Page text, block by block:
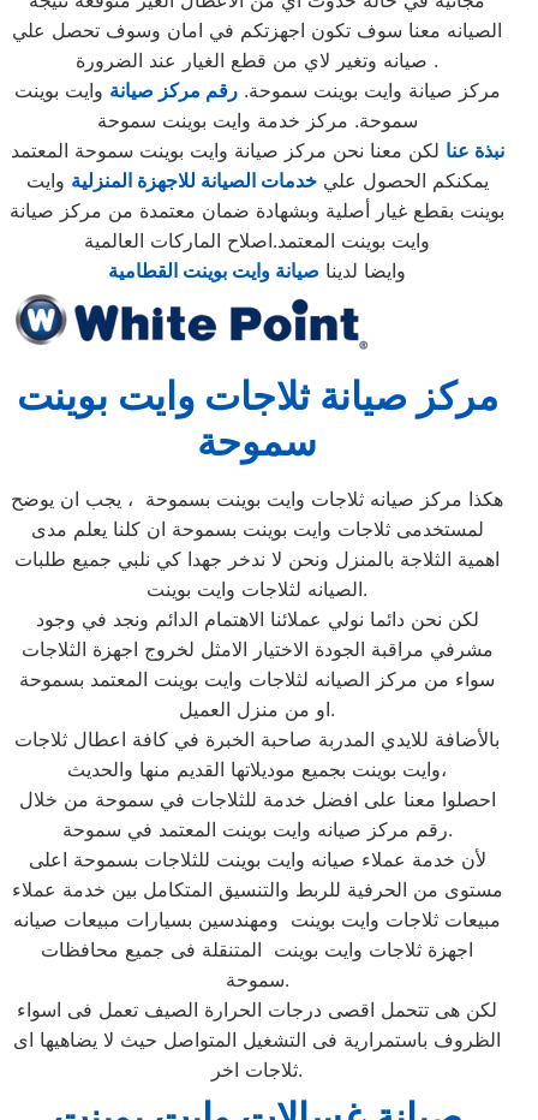
الصيانه معنا سوف تكون اجهزتكم في امان وسوف تحصل علي
صيانه وتغير لاي من قطع الغيار عند الضرورة .
مركز صيانة وايت بوينت سموحة.رقم مركز صيانة وايت بوينت
سموحة. مركز خدمة وايت بوينت سموحة
نبذة عنا لكن معنا نحن مركز صيانة وايت بوينت سموحة المعتمد
يمكنكم الحصول عليخدمات الصيانة للاجهزة المنزلية وايت
بوينت بقطع غيار أصلية وبشهادة ضمان معتمدة من مركز صيانة
وايت بوينت المعتمد.اصلاح الماركات العالمية
وايضا لدينا صيانة وايت بوينت القطامية
مركز صيانة ثلاجات وايت بوينت
سموحة
هكذا مركز صيانه ثلاجات وايت بوينت بسموحة ، يجب ان يوضح
لمستخدمى ثلاجات وايت بوينت بسموحة ان كلنا يعلم مدى
اهمية الثلاجة بالمنزل ونحن لا ندخر جهدا كي نلبي جميع طلبات
الصيانه لثلاجات وايت بوينت.
لكن نحن دائما نولي عملائنا الاهتمام الدائم ونجد في وجود
مشرفي مراقبة الجودة الاختيار الامثل لخروج اجهزة الثلاجات
سواء من مركز الصيانه لثلاجات وايت بوينت المعتمد بسموحة
او من منزل العميل.
بالأضافة للايدي المدربة صاحبة الخبرة في كافة اعطال ثلاجات
وايت بوينت بجميع موديلاتها القديم منها والحديث،
احصلوا معنا على افضل خدمة للثلاجات في سموحة من خلال
رقم مركز صيانه وايت بوينت المعتمد في سموحة.
لأن خدمة عملاء صيانه وايت بوينت للثلاجات بسموحة اعلى
مستوى من الحرفية للربط والتنسيق المتكامل بين خدمة عملاء
مبيعات ثلاجات وايت بوينت ومهندسين بسيارات مبيعات صيانه
اجهزة ثلاجات وايت بوينت المتنقلة فى جميع محافظات
سموحة.
لكن هى تتحمل اقصى درجات الحرارة الصيف تعمل فى اسواء
الظروف باستمرارية فى التشغيل المتواصل حيث لا يضاهيها اى
ثلاجات اخر.